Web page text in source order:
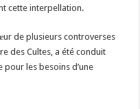
cette interpellation.
de plusieurs controverses
des Cultes, a été conduit
les besoins d’une